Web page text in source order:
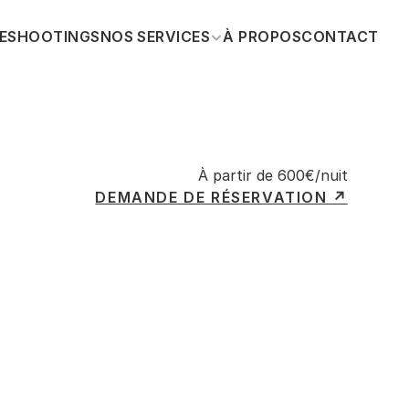
SHOOTINGSNOS SERVICES À PROPOSCONTACT
À partir de 600€/nuit
DEMANDE DE RÉSERVATION ↗